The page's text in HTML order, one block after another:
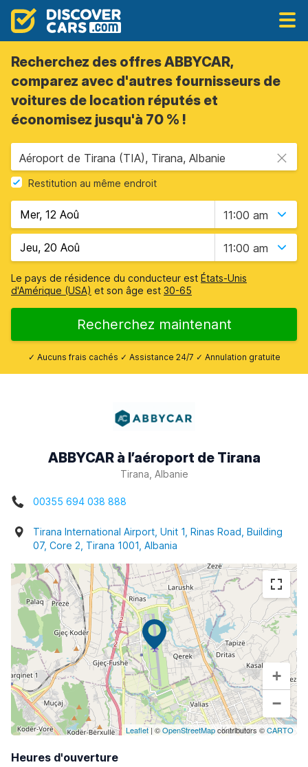
Recherchez des offres ABBYCAR,
comparez avec d'autres fournisseurs de
voitures de location réputés et
économisez jusqu'à 70 % !
Aéroport de Tirana (TIA), Tirana, Albanie
Restitution au même endroit
11:00 am
11:00 am
Le pays de résidence du conducteur est États-Unis
d'Amérique (USA) et son âge est 30-65
Recherchez maintenant
✓ Aucuns frais cachés ✓ Assistance 24/7 ✓ Annulation gratuite
ABBYCAR à l’aéroport de Tirana
Tirana, Albanie
00355 694 038 888
Tirana International Airport, Unit 1, Rinas Road, Building
07, Core 2, Tirana 1001, Albania
+
−
Leaflet | ©OpenStreetMapcontributors ©CARTO
Heures d'ouverture